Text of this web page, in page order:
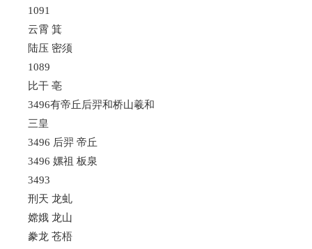
1091
云霄 箕
陆压 密须
1089
比干 亳
3496有帝丘后羿和桥山羲和
三皇
3496 后羿 帝丘
3496 嫘祖 板泉
3493
刑天 龙虬
嫦娥 龙山
豢龙 苍梧